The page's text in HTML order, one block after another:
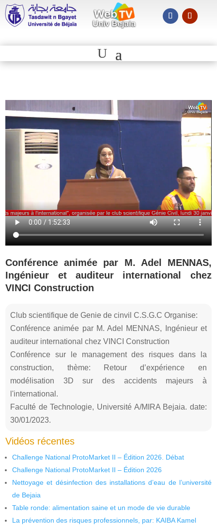
Conférence animée par M. Adel MENNAS,
Ingénieur et auditeur international chez
VINCI Construction
Club scientifique de Genie de cinvil C.S.G.C Organise:
Conférence animée par M. Adel MENNAS, Ingénieur et
auditeur international chez VINCI Construction
Conférence sur le management des risques dans la
construction, thème: Retour d’expérience en
modélisation 3D sur des accidents majeurs à
l'international.
Faculté de Technologie, Université A/MIRA Bejaia. date:
30/01/2023.
Vidéos récentes
Challenge National ProtoMarket II – Édition 2026. Débat
Challenge National ProtoMarket II – Édition 2026
Nettoyage et désinfection des installations d’eau de l’université
de Bejaia
Table ronde: alimentation saine et un mode de vie durable
La prévention des risques professionnels, par: KAIBA Kamel